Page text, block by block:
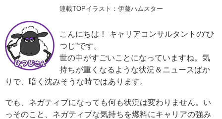
連載TOPイラスト：伊藤ハムスター
こんにちは！ キャリアコンサルタントの“ひ
つじ”です。
世の中がすごいことになっていますね。気
持ちが重くなるような状況＆ニュースばか
りで、暗く沈みそうな時ではあります。
でも、ネガティブになっても何も状況は変わりません。い
っそのこと、ネガティブな気持ちを燃料にキャリアの強み